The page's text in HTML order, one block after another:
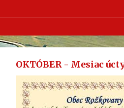
OKTÓBER - Mesiac